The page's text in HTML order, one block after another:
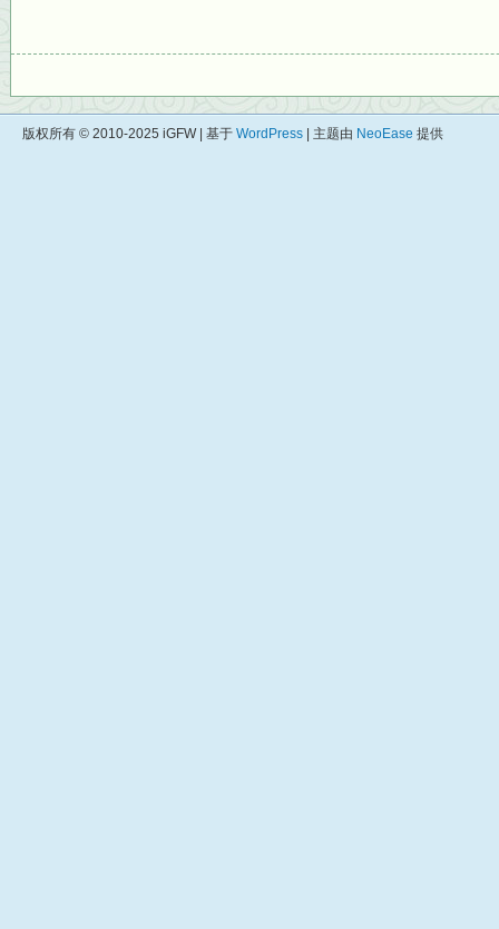
版权所有 © 2010-2025 iGFW | 基于 WordPress | 主题由 NeoEase 提供